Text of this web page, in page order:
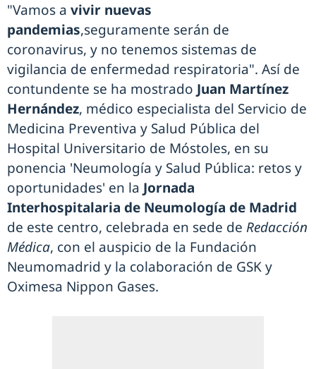
"Vamos a vivir nuevas
pandemias,seguramente serán de
coronavirus, y no tenemos sistemas de
vigilancia de enfermedad respiratoria". Así de
contundente se ha mostrado Juan Martínez
Hernández, médico especialista del Servicio de
Medicina Preventiva y Salud Pública del
Hospital Universitario de Móstoles, en su
ponencia 'Neumología y Salud Pública: retos y
oportunidades' en la Jornada
Interhospitalaria de Neumología de Madrid
de este centro, celebrada en sede de Redacción
Médica, con el auspicio de la Fundación
Neumomadrid y la colaboración de GSK y
Oximesa Nippon Gases.